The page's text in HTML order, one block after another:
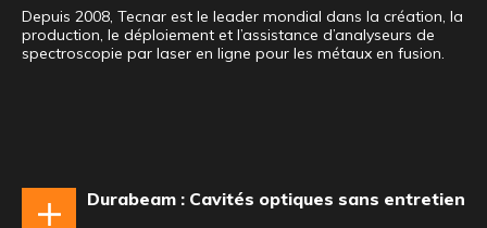
Depuis 2008, Tecnar est le leader mondial dans la création, la
production, le déploiement et l’assistance d’analyseurs de
spectroscopie par laser en ligne pour les métaux en fusion.
Durabeam : Cavités optiques sans entretien